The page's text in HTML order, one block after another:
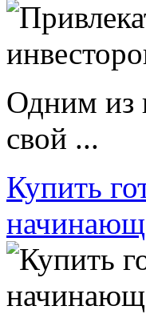
Одним из
свой ...
Купить